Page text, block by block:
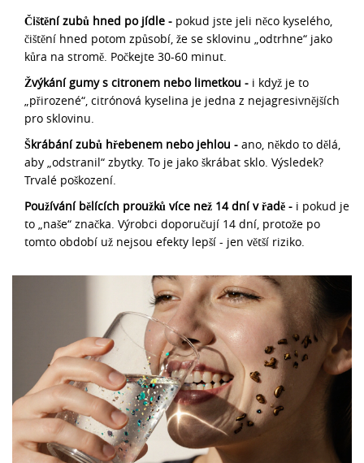
Čištění zubů hned po jídle - pokud jste jeli něco kyselého,
čištění hned potom způsobí, že se sklovinu „odtrhne“ jako
kůra na stromě. Počkejte 30-60 minut.
Žvýkání gumy s citronem nebo limetkou - i když je to
„přirozené“, citrónová kyselina je jedna z nejagresivnějších
pro sklovinu.
Škrábání zubů hřebenem nebo jehlou - ano, někdo to dělá,
aby „odstranil“ zbytky. To je jako škrábat sklo. Výsledek?
Trvalé poškození.
Používání bělících proužků více než 14 dní v řadě - i pokud je
to „naše“ značka. Výrobci doporučují 14 dní, protože po
tomto období už nejsou efekty lepší - jen větší riziko.